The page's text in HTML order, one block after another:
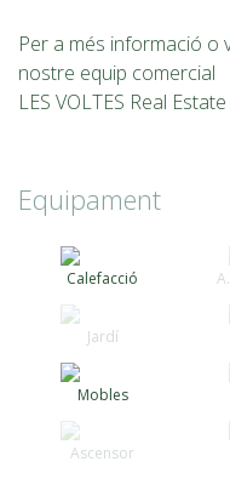
Per a més informació o
nostre equip comercial
LES VOLTES Real
Equipament
Calefacció
Jardí
Mobles
Ascensor